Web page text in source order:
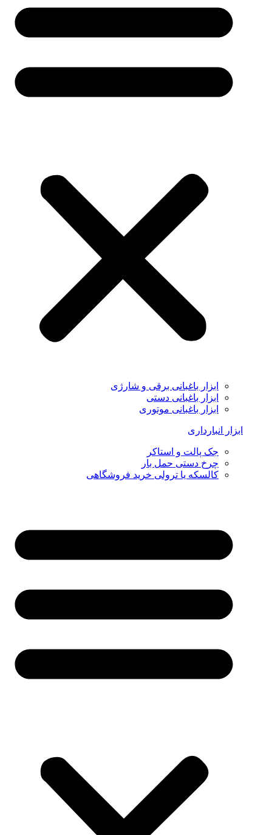
ابزار باغبانی برقی و شارژی
ابزار باغبانی دستی
ابزار باغبانی موتوری
ابزار انبارداری
جک پالت و استاکر
چرخ دستی حمل بار
کالسکه یا ترولی خرید فروشگاهی